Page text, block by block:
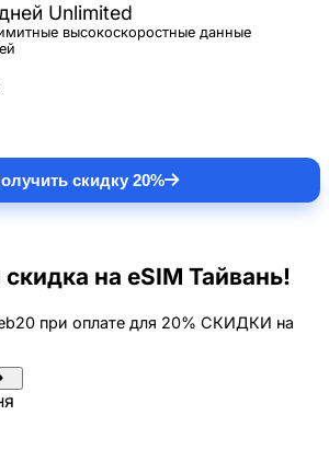
Unlimited
высокоскоростные данные
скидку 20%
на eSIM Тайвань!
при оплате для 20% СКИДКИ на